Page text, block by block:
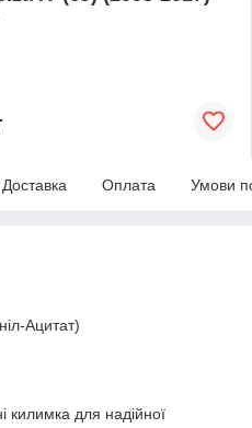
Доставка Оплата Умови
Ацитат)
килимка для надійної